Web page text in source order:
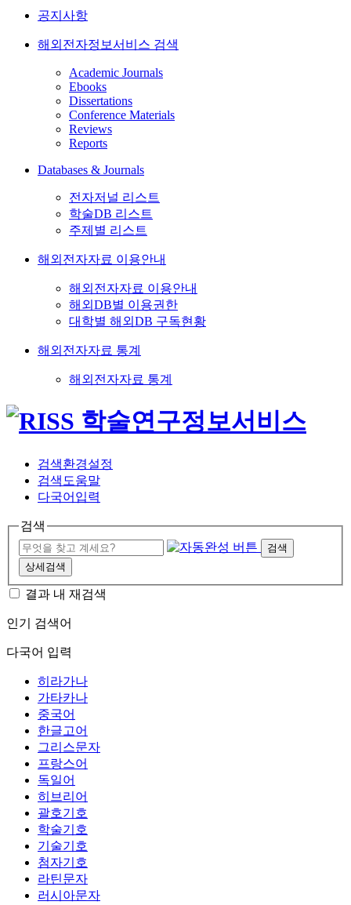
공지사항
해외전자정보서비스 검색
Academic Journals
Ebooks
Dissertations
Conference Materials
Reviews
Reports
Databases & Journals
전자저널 리스트
학술DB 리스트
주제별 리스트
해외전자자료 이용안내
해외전자자료 이용안내
해외DB별 이용권한
대학별 해외DB 구독현황
해외전자자료 통계
해외전자자료 통계
검색환경설정
검색도움말
다국어입력
검색
검색
상세검색
결과 내 재검색
인기 검색어
다국어 입력
히라가나
가타카나
중국어
한글고어
그리스문자
프랑스어
독일어
히브리어
괄호기호
학술기호
기술기호
첨자기호
라틴문자
러시아문자